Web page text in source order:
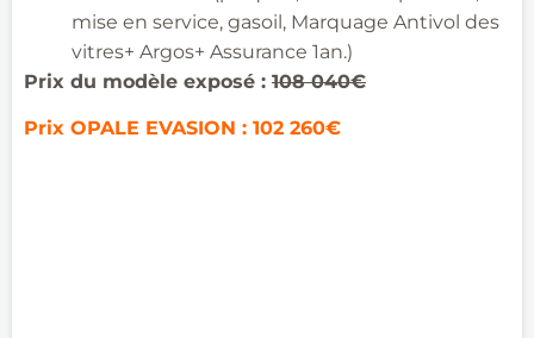
mise en service, gasoil, Marquage Antivol des
vitres+ Argos+ Assurance 1an.)
Prix du modèle exposé : 108 040€
Prix OPALE EVASION : 102 260€